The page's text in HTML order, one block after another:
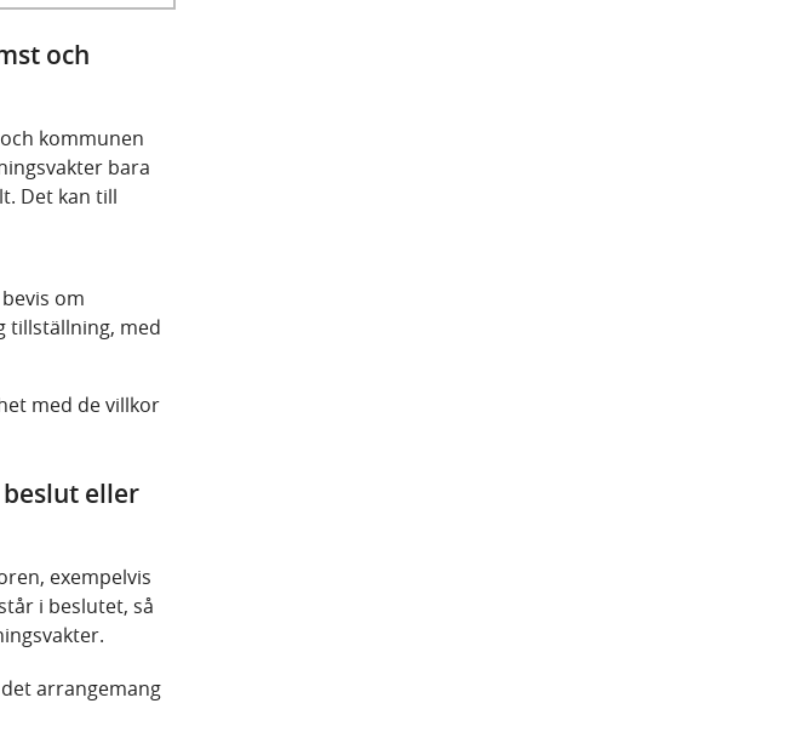
och
kommunen
bara
Det kan till
om
tillställning, med
med de villkor
eller
exempelvis
i beslutet, så
arrangemang